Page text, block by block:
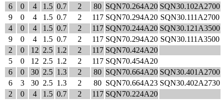
6
0 4 1.5 0.7 2 80 SQN70.264A20 SQN30.102A2700
9
0 4 1.5 0.7 2 117 SQN70.294A20 SQN30.111A2700
4
0 4 1.5 0.7 2 117 SQN70.244A20 SQN30.121A3500
9
0 4 1.5 0.7 2 117 SQN70.294A20 SQN30.111A3500
2
0 12 2.5 1.2 2 117 SQN70.424A20
5
0 12 2.5 1.2 2 117 SQN70.454A20
6
0 30 2.5 1.3 2 80 SQN70.664A20 SQN30.401A2700
6
3 30 2.5 1.3 2 80 SQN70.664A23 SQN30.402A2730
2
0 4 1.5 0.7 2 117 SQN70.224A20